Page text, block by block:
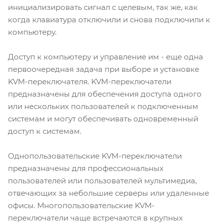
инициализировать сигнал с целевым, так же, как
когда клавиатура отключили и снова подключили к
компьютеру.
Доступ к компьютеру и управление им - еще одна
первоочередная задача при выборе и установке
KVM-переключателя. KVM-переключатели
предназначены для обеспечения доступа одного
или нескольких пользователей к подключенным
системам и могут обеспечивать одновременный
доступ к системам.
Однопользовательские KVM-переключатели
предназначены для профессиональных
пользователей или пользователей мультимедиа,
отвечающих за небольшие серверы или удаленные
офисы. Многопользовательские KVM-
переключатели чаще встречаются в крупных